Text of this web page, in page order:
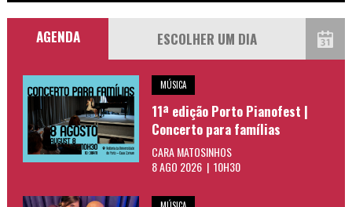
AGENDA
MÚSICA
11ª edição Porto Pianofest |
Concerto para famílias
CARA MATOSINHOS
8 AGO 2026 | 10H30